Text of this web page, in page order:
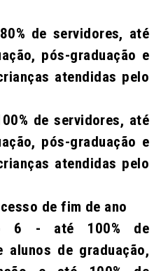
de servidores, até
pós-graduação e
atendidas pelo
de servidores, até
pós-graduação e
atendidas pelo
de fim de ano
6 - até 100% de
alunos de graduação,